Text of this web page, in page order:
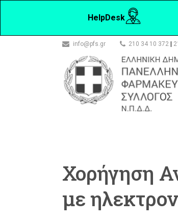
HelpDesk
info@pfs.gr 210 34 10 372
Χορήγηση
με